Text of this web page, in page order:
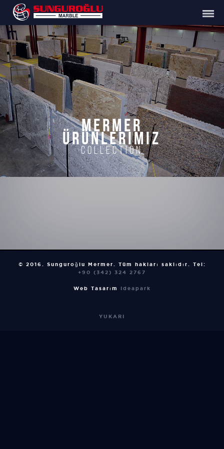
MERMER
ÜRÜNLERIMIZ
COLLECTION
© 2016. Sunguroğlu Mermer. Tüm hakları saklıdır.
Tel:
+90 (342) 324 2767
Web Tasarım Ideapark
YUKARI